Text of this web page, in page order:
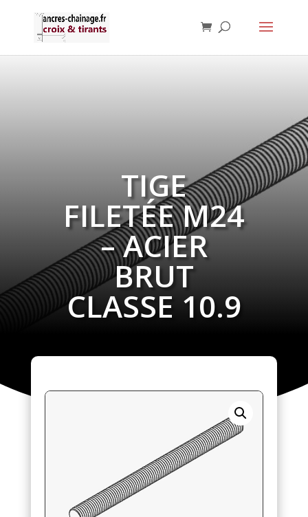
TIGE
FILETÉE M24
– ACIER
BRUT
CLASSE 10.9